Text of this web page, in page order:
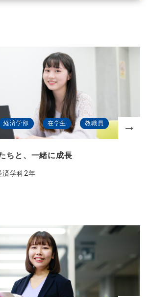
経済学部 在学生 教職員
ちと、一緒に成長
済学科2年